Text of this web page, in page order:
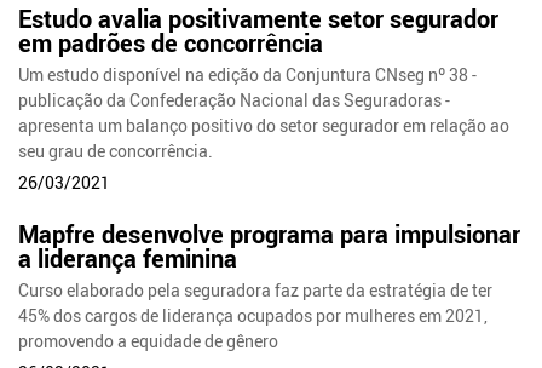
Estudo avalia positivamente setor segurador
em padrões de concorrência
Um estudo disponível na edição da Conjuntura CNseg nº 38 -
publicação da Confederação Nacional das Seguradoras -
apresenta um balanço positivo do setor segurador em relação ao
seu grau de concorrência.
26/03/2021
Mapfre desenvolve programa para impulsionar
a liderança feminina
Curso elaborado pela seguradora faz parte da estratégia de ter
45% dos cargos de liderança ocupados por mulheres em 2021,
promovendo a equidade de gênero